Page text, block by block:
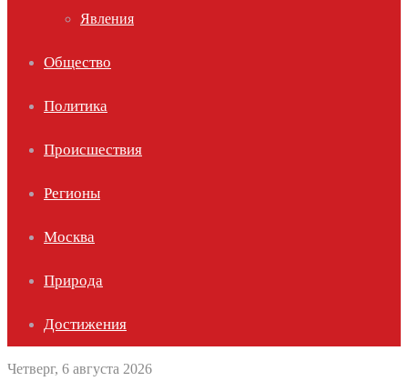
Явления
Общество
Политика
Происшествия
Регионы
Москва
Природа
Достижения
Четверг, 6 августа 2026